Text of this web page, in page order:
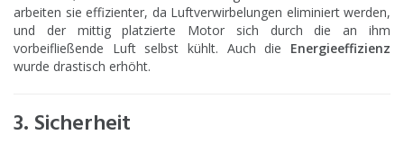
arbeiten sie effizienter, da Luftverwirbelungen eliminiert werden,
und der mittig platzierte Motor sich durch die an ihm
vorbeifließende Luft selbst kühlt. Auch die Energieeffizienz
wurde drastisch erhöht.
3. Sicherheit